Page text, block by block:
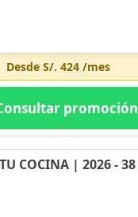
Desde S/. 424/mes
promoción
COCINA | 2026 - 38